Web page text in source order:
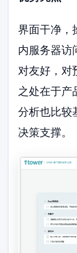
界面干净，
内服务器访
对友好，对
之处在于产
分析也比较
决策支撑。